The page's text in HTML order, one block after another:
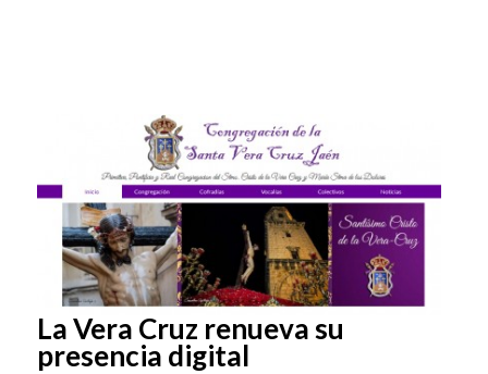
La Vera Cruz renueva su
presencia digital